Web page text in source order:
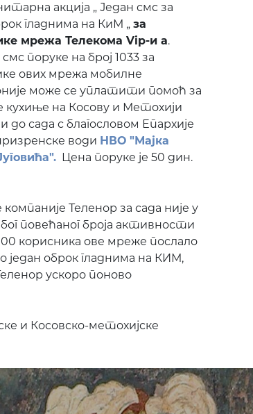
акција „ Један смс за
гладнима на КиМ „ за
мрежа Телекома Vip-и а.
поруке на број 1033 за
ових мрежа мобилне
може се уплатити помоћ за
кухиње на Косову и Метохији
и до сада с благословом Епархије
води НВО "Мајка
Цена поруке је 50 дин.
Теленор за сада није у
повећаног броја активности
корисника ове мреже послало
један оброк гладнима на КИМ,
ускоро поново
и Косовско-метохијске